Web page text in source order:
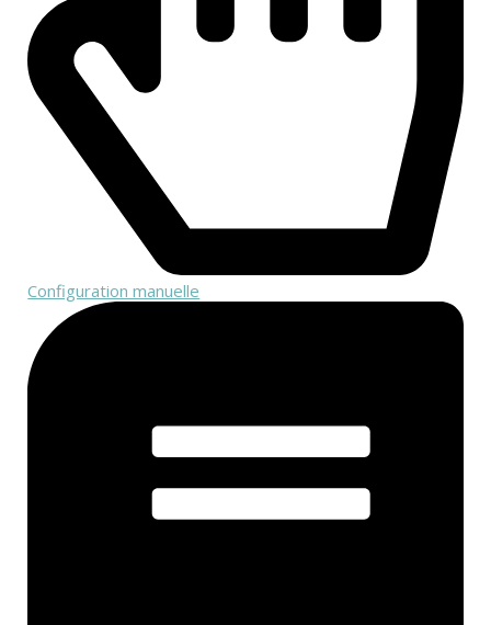
Configuration manuelle